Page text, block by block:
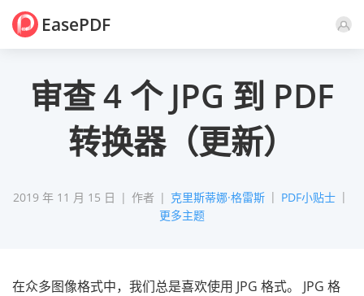
EasePDF
审查 4 个 JPG 到 PDF
转换器（更新）
2019 年 11 月 15 日 作者 克里斯蒂娜·格雷斯
PDF小贴士
更多主题
评论
在众多图像格式中，我们总是喜欢使用 JPG 格式。 JPG 格